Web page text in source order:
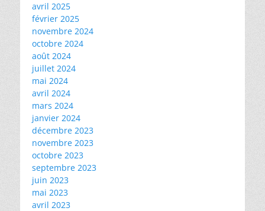
avril 2025
février 2025
novembre 2024
octobre 2024
août 2024
juillet 2024
mai 2024
avril 2024
mars 2024
janvier 2024
décembre 2023
novembre 2023
octobre 2023
septembre 2023
juin 2023
mai 2023
avril 2023